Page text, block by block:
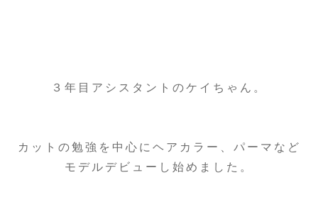
３年目アシスタントのケイちゃん。
カットの勉強を中心にヘアカラー、パーマなど
モデルデビューし始めました。